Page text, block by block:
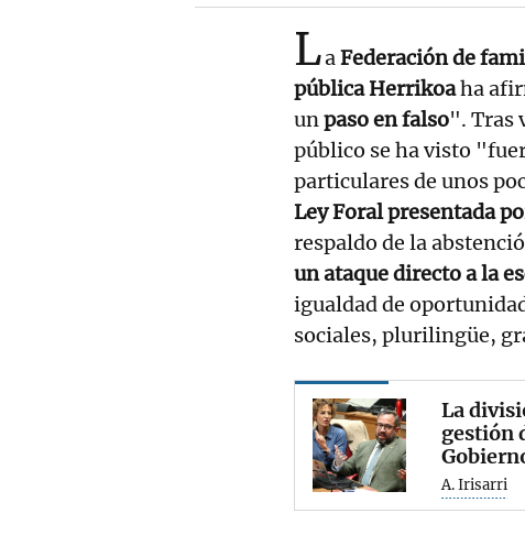
LaFederación de
pública Herrikoaha
unpaso en falso". Tras
público se ha visto
particulares de unos
Ley Foral presentada
respaldo de la
un ataque directo a la
igualdad de
sociales, plurilingüe,
La
gestión
A. Irisarri